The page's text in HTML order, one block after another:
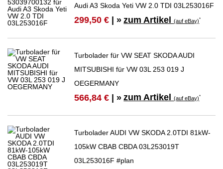
Audi A3 Skoda Yeti VW 2.0 TDI 03L253016F
299,50 € | » zum Artikel(auf eBay)*
Turbolader für VW SEAT SKODA AUDI
MITSUBISHI für VW 03L 253 019 J
OEGERMANY
566,84 € | » zum Artikel(auf eBay)*
Turbolader AUDI VW SKODA 2.0TDI 81kW-
105kW CBAB CBDA 03L253019T
03L253016F #plan